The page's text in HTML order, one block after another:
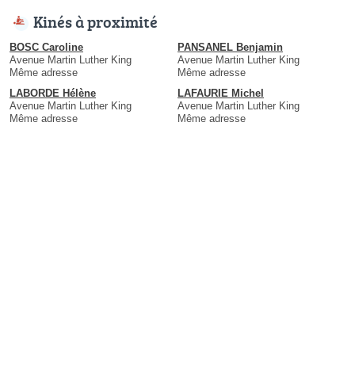
Kinés à proximité
BOSC Caroline
Avenue Martin Luther King
Même adresse
PANSANEL Benjamin
Avenue Martin Luther King
Même adresse
LABORDE Hélène
Avenue Martin Luther King
Même adresse
LAFAURIE Michel
Avenue Martin Luther King
Même adresse